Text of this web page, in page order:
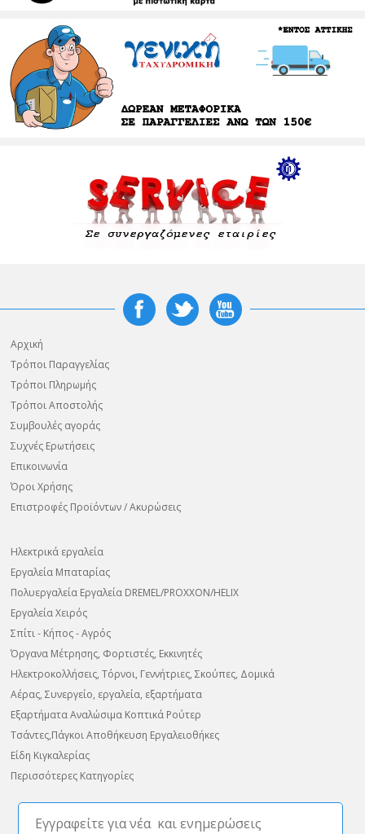
Αρχική
Τρόποι Παραγγελίας
Τρόποι Πληρωμής
Τρόποι Αποστολής
Συμβουλές αγοράς
Συχνές Ερωτήσεις
Επικοινωνία
Όροι Χρήσης
Επιστροφές Προϊόντων / Ακυρώσεις
Ηλεκτρικά εργαλεία
Εργαλεία Μπαταρίας
Πολυεργαλεία Εργαλεία DREMEL/PROXXON/HELIX
Εργαλεία Χειρός
Σπίτι - Κήπος - Αγρός
Όργανα Μέτρησης, Φορτιστές, Εκκινητές
Ηλεκτροκολλήσεις, Τόρνοι, Γεννήτριες, Σκούπες, Δομικά
Αέρας, Συνεργείο, εργαλεία, εξαρτήματα
Εξαρτήματα Αναλώσιμα Κοπτικά Ρούτερ
Τσάντες,Πάγκοι Αποθήκευση Εργαλειοθήκες
Είδη Κιγκαλερίας
Περισσότερες Κατηγορίες